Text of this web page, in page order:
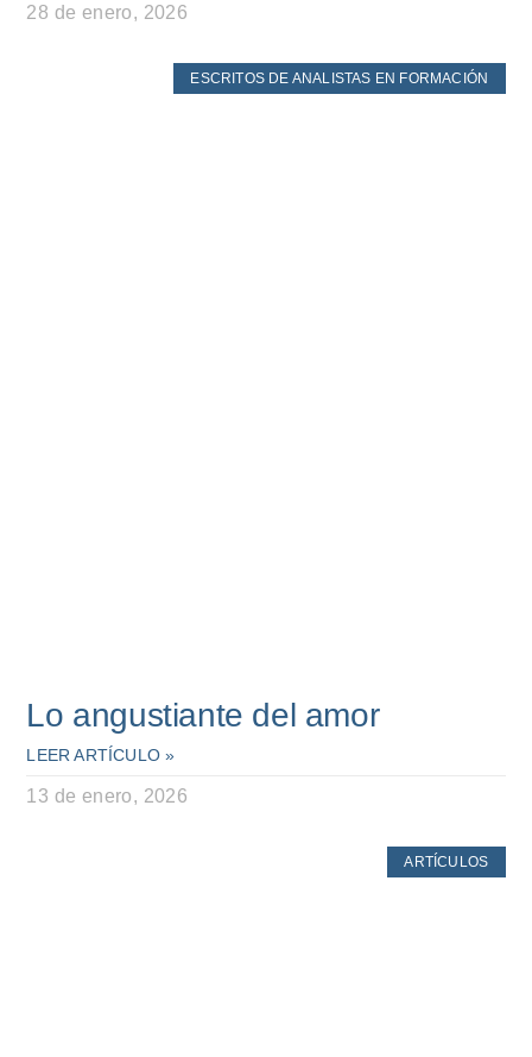
28 de enero, 2026
ESCRITOS DE ANALISTAS EN FORMACIÓN
Lo angustiante del amor
LEER ARTÍCULO »
13 de enero, 2026
ARTÍCULOS